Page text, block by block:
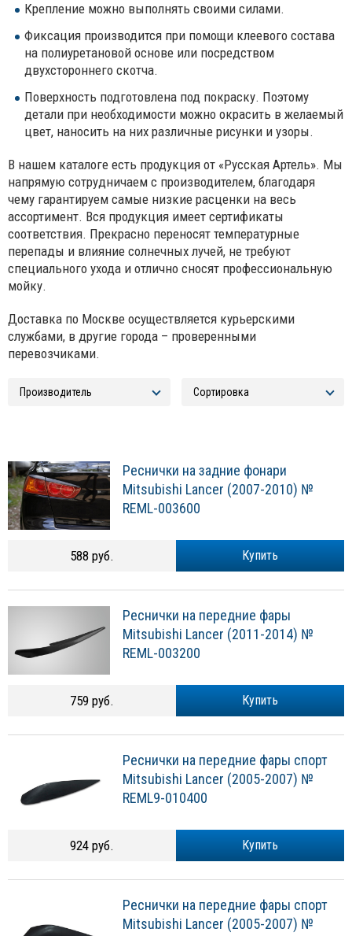
Крепление можно выполнять своими силами.
Фиксация производится при помощи клеевого состава
на полиуретановой основе или посредством
двухстороннего скотча.
Поверхность подготовлена под покраску. Поэтому
детали при необходимости можно окрасить в желаемый
цвет, наносить на них различные рисунки и узоры.
В нашем каталоге есть продукция от «Русская Артель». Мы
напрямую сотрудничаем с производителем, благодаря
чему гарантируем самые низкие расценки на весь
ассортимент. Вся продукция имеет сертификаты
соответствия. Прекрасно переносят температурные
перепады и влияние солнечных лучей, не требуют
специального ухода и отлично сносят профессиональную
мойку.
Доставка по Москве осуществляется курьерскими
службами, в другие города – проверенными
перевозчиками.
Реснички на задние фонари
Mitsubishi Lancer (2007-2010) №
REML-003600
Купить
588 руб.
Реснички на передние фары
Mitsubishi Lancer (2011-2014) №
REML-003200
Купить
759 руб.
Реснички на передние фары спорт
Mitsubishi Lancer (2005-2007) №
REML9-010400
Купить
924 руб.
Реснички на передние фары спорт
Mitsubishi Lancer (2005-2007) №